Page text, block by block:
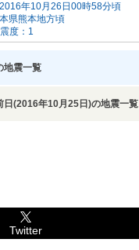
年10月26日00時58分頃
県熊本地方頃
度：1
地震一覧
日(2016年10月25日)の地震一覧
Twitter